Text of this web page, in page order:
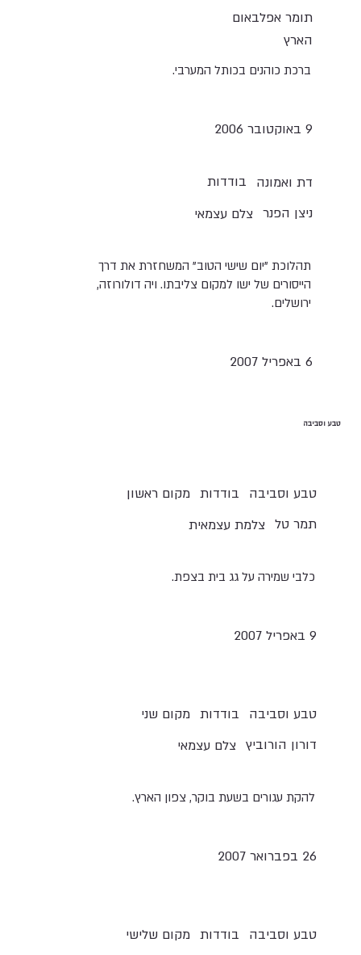
טבע וסביבה
מקום ראשון בודדות
טבע וסביבה
צלמת עצמאית תמר טל
כלבי שמירה על גג בית בצפת.
9 באפריל 2007
מקום שני בודדות
טבע וסביבה
צלם עצמאי דורון הורוביץ
להקת עגורים בשעת בוקר, צפון הארץ.
26 בפברואר 2007
מקום שלישי בודדות
טבע וסביבה
תומר אפלבאום
הארץ
ברכת כוהנים בכותל המערבי.
9 באוקטובר 2006
בודדות
דת ואמונה
צלם עצמאי ניצן הפנר
תהלוכת "יום שישי הטוב" המשחזרת את דרך
הייסורים של ישו למקום צליבתו. ויה דולורוזה,
ירושלים.
6 באפריל 2007